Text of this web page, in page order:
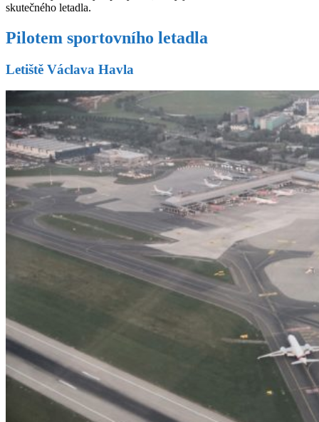
skutečného letadla.
Pilotem sportovního letadla
Letiště Václava Havla